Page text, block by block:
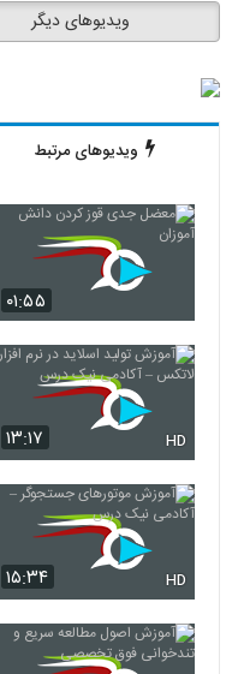
ویدیوهای دیگر
ویدیوهای مرتبط
۰۱:۵۵
۱۳:۱۷ HD
۱۵:۳۴ HD